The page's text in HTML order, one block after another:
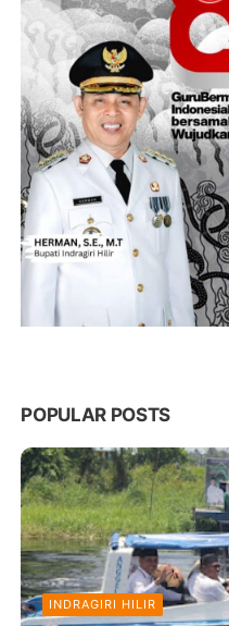
POPULAR POSTS
INDRAGIRI HILIR